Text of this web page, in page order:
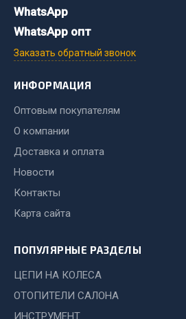
Автомобильная электрика
Выключатели кнопочные
Выключатель массы
Весь раздел
WhatsApp
WhatsApp опт
Заказать обратный звонок
ИНФОРМАЦИЯ
Оптовым покупателям
О компании
Доставка и оплата
Новости
Контакты
Карта сайта
ПОПУЛЯРНЫЕ РАЗДЕЛЫ
ЦЕПИ НА КОЛЕСА
ОТОПИТЕЛИ САЛОНА